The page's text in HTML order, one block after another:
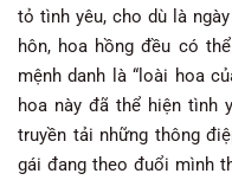
tỏ tình yêu, cho dù là
hôn, hoa hồng đều có
mệnh danh là “loài hoa
hoa này đã thể hiện tình
truyền tải những thông
gái đang theo đuổi mình